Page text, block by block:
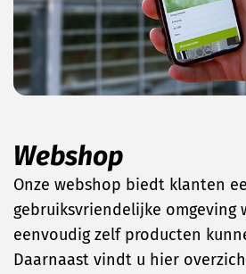
Webshop
Onze webshop biedt klanten
gebruiksvriendelijke omgeving
eenvoudig zelf producten
Daarnaast vindt u hier